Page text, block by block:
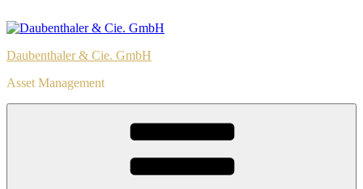
Inhalt
Daubenthaler & Cie. GmbH
Asset Management